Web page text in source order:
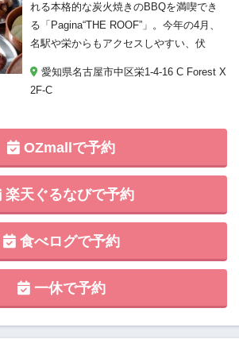
れる本格的な炭火焼きのBBQを満喫でき
る「Pagina“THE ROOF”」。今年の4月、
名駅や栄からもアクセスしやすい、伏
愛知県名古屋市中区栄1-4-16 C Forest X
2F-C
OZmallで予約
楽天ぐるなびで予約
食べログで予約
一休で予約